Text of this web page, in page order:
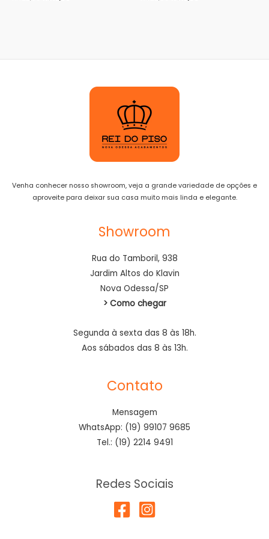
Venha conhecer nosso showroom, veja a grande variedade de opções e
aproveite para deixar sua casa muito mais linda e elegante.
Showroom
Rua do Tamboril, 938
Jardim Altos do Klavin
Nova Odessa/SP
> Como chegar
Segunda à sexta das 8 às 18h.
Aos sábados das 8 às 13h.
Contato
Mensagem
WhatsApp: (19) 99107 9685
Tel.: (19) 2214 9491
Redes Sociais